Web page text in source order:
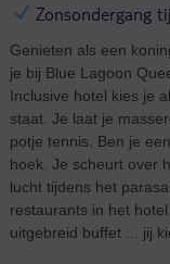
Zonsondergang
Genieten als een
je bij Blue Lagoon
Inclusive hotel kies je
staat. Je laat je
potje tennis. Ben je
hoek. Je scheurt over
lucht tijdens het
restaurants in het
uitgebreid buffet ... jij